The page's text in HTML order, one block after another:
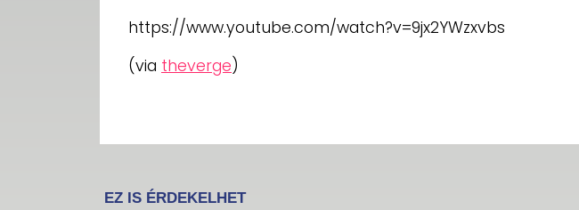
https://www.youtube.com/watch?v=9jx2YWzxvbs
(via theverge)